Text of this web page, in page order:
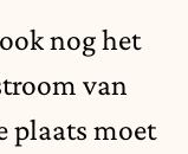
nog het
van
plaats moet